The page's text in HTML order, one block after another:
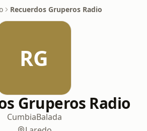
Recuerdos Gruperos Radio
RG
Gruperos Radio
CumbiaBalada